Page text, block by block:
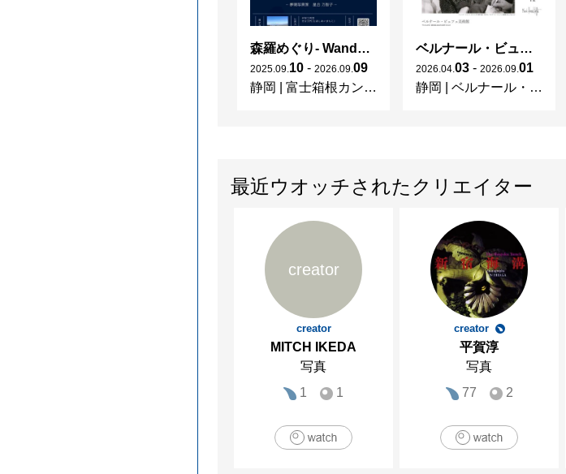
森羅めぐり- Wandering in Shinra -
2025 09 10 - 2026 09 09
静岡
富士箱根カントリークラブ
ベルナール・ビュフェと写真 ーカメラがとらえたビュフェとその時代、そして21 世紀へ
2026 04 03 - 2026 09 01
静岡
ベルナール・ビュフェ美術館
最近ウオッチされたクリエイター
creator
creator
MITCH IKEDA
写真
1
1
creator
平賀淳
写真
77
2